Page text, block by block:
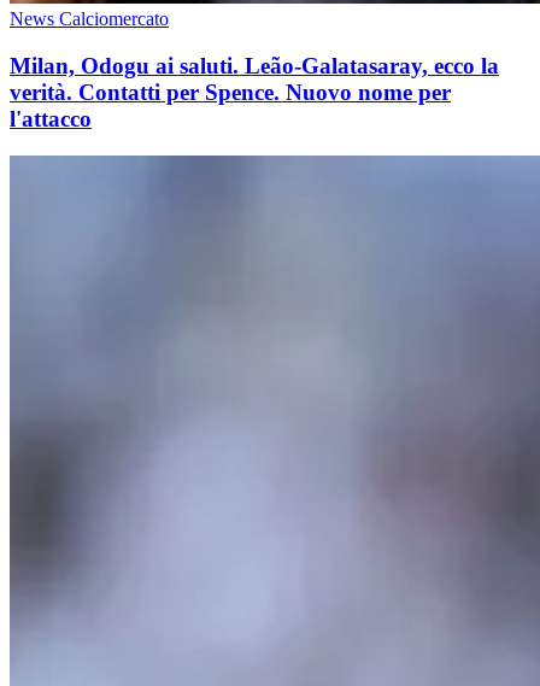
News Calciomercato
Milan, Odogu ai saluti. Leão-Galatasaray, ecco la
verità. Contatti per Spence. Nuovo nome per
l'attacco